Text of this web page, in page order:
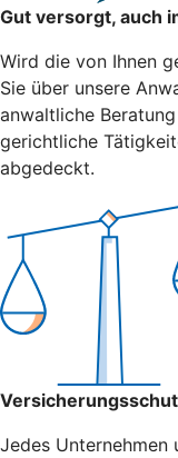
Gut versorgt, auch
Wird die von Ihnen
Sie über unsere
anwaltliche
gerichtliche
abgedeckt.
Jedes Unternehmen